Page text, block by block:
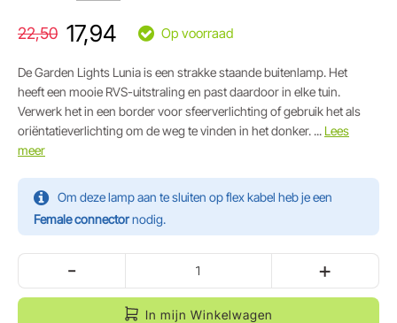
22,50 17,94 Op voorraad
De Garden Lights Lunia is een strakke staande buitenlamp. Het
heeft een mooie RVS-uitstraling en past daardoor in elke tuin.
Verwerk het in een border voor sfeerverlichting of gebruik het als
oriëntatieverlichting om de weg te vinden in het donker. ... Lees
meer
Om deze lamp aan te sluiten op flex kabel heb je een
Female connectornodig.
- +
In mijn Winkelwagen